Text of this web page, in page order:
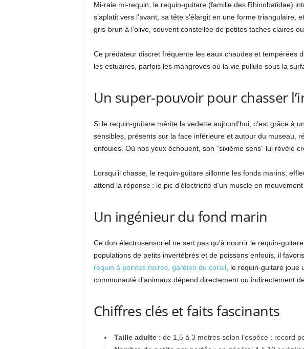
Mi-raie mi-requin, le requin-guitare (famille des Rhinobatidae)
s’aplatit vers l’avant, sa tête s’élargit en une forme
gris-brun à l’olive, souvent constellée de petites taches claires
Ce prédateur discret fréquente les eaux chaudes et tempérées
les estuaires, parfois les mangroves où la vie pullule sous la
Un super-pouvoir pour chasser
Si le requin-guitare mérite la vedette aujourd’hui, c’est grâce à
sensibles, présents sur la face inférieure et autour du museau,
enfouies. Où nos yeux échouent, son “sixième sens” lui révèle
Lorsqu’il chasse, le requin-guitare sillonne les fonds marins,
attend la réponse : le pic d’électricité d’un muscle en
Un ingénieur du fond marin
Ce don électrosensoriel ne sert pas qu’à nourrir le requin-
populations de petits invertébrés et de poissons enfouis, il
requin à pointes noires, gardien du corail, le requin-guitare joue
communauté d’animaux dépend directement ou indirectement
Chiffres clés et faits fascinants
Taille adulte: de 1,5 à 3 mètres selon l’espèce ; record